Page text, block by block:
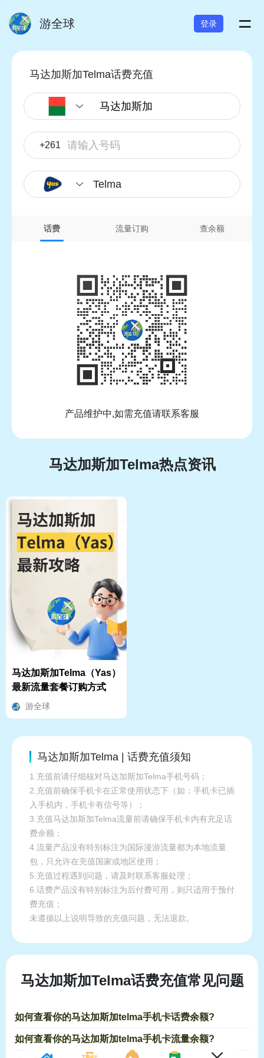
游全球 登录 =
马达加斯加Telma话费充值
+261
Telma
话费 流量订购 查余额
产品维护中,如需充值请联系客服
马达加斯加Telma热点资讯
马达加斯加Telma（Yas）
最新流量套餐订购方式
游全球
马达加斯加Telma | 话费充值须知
1.充值前请仔细核对马达加斯加Telma手机号码；
2.充值前确保手机卡在正常使用状态下（如：手机卡已插
入手机内，手机卡有信号等）；
3.充值马达加斯加Telma流量前请确保手机卡内有充足话
费余额；
4.流量产品没有特别标注为国际漫游流量都为本地流量
包，只允许在充值国家或地区使用；
5.充值过程遇到问题，请及时联系客服处理；
6.话费产品没有特别标注为后付费可用，则只适用于预付
费充值；
未遵循以上说明导致的充值问题，无法退款。
马达加斯加Telma话费充值常见问题
如何查看你的马达加斯加telma手机卡话费余额?
如何查看你的马达加斯加telma手机卡流量余额?